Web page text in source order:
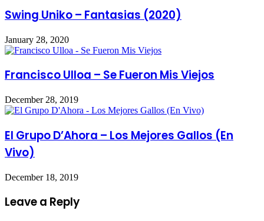
Swing Uniko – Fantasias (2020)
January 28, 2020
Francisco Ulloa – Se Fueron Mis Viejos
December 28, 2019
El Grupo D’Ahora – Los Mejores Gallos (En
Vivo)
December 18, 2019
Leave a Reply